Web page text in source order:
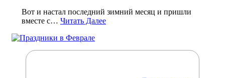
Вот и настал последний зимний месяц и пришли
вместе с… Читать Далее